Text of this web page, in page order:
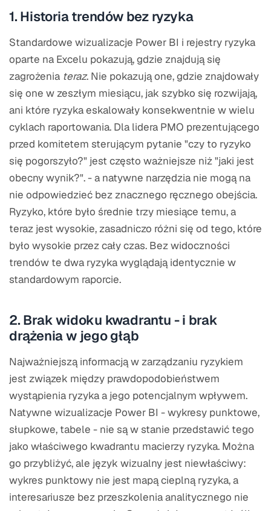
1. Historia trendów bez ryzyka
Standardowe wizualizacje Power BI i rejestry ryzyka
oparte na Excelu pokazują, gdzie znajdują się
zagrożenia teraz. Nie pokazują one, gdzie znajdowały
się one w zeszłym miesiącu, jak szybko się rozwijają,
ani które ryzyka eskalowały konsekwentnie w wielu
cyklach raportowania. Dla lidera PMO prezentującego
przed komitetem sterującym pytanie "czy to ryzyko
się pogorszyło?" jest często ważniejsze niż "jaki jest
obecny wynik?". - a natywne narzędzia nie mogą na
nie odpowiedzieć bez znacznego ręcznego obejścia.
Ryzyko, które było średnie trzy miesiące temu, a
teraz jest wysokie, zasadniczo różni się od tego, które
było wysokie przez cały czas. Bez widoczności
trendów te dwa ryzyka wyglądają identycznie w
standardowym raporcie.
2. Brak widoku kwadrantu - i brak
drążenia w jego głąb
Najważniejszą informacją w zarządzaniu ryzykiem
jest związek między prawdopodobieństwem
wystąpienia ryzyka a jego potencjalnym wpływem.
Natywne wizualizacje Power BI - wykresy punktowe,
słupkowe, tabele - nie są w stanie przedstawić tego
jako właściwego kwadrantu macierzy ryzyka. Można
go przybliżyć, ale język wizualny jest niewłaściwy:
wykres punktowy nie jest mapą cieplną ryzyka, a
interesariusze bez przeszkolenia analitycznego nie